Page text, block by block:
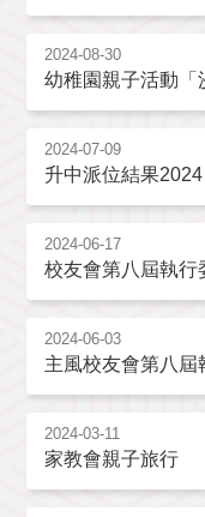
2024-08-30
幼稚園親子活動「
2024-07-09
升中派位結果2024
2024-06-17
校友會第八屆執行
2024-06-03
主風校友會第八屆
2024-03-11
家教會親子旅行